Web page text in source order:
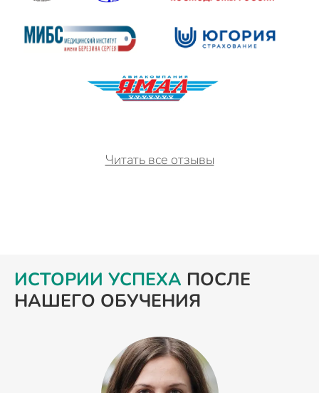
Читать все отзывы
ИСТОРИИ УСПЕХА ПОСЛЕ
НАШЕГО ОБУЧЕНИЯ